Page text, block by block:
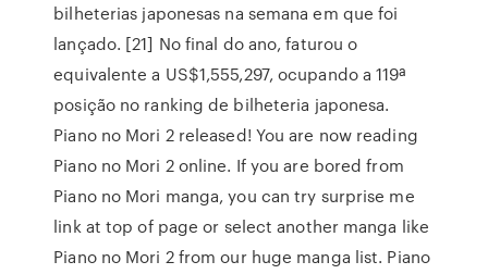
bilheterias japonesas na semana em que foi
lançado. [21] No final do ano, faturou o
equivalente a US$1,555,297, ocupando a 119ª
posição no ranking de bilheteria japonesa.
Piano no Mori 2 released! You are now reading
Piano no Mori 2 online. If you are bored from
Piano no Mori manga, you can try surprise me
link at top of page or select another manga like
Piano no Mori 2 from our huge manga list. Piano